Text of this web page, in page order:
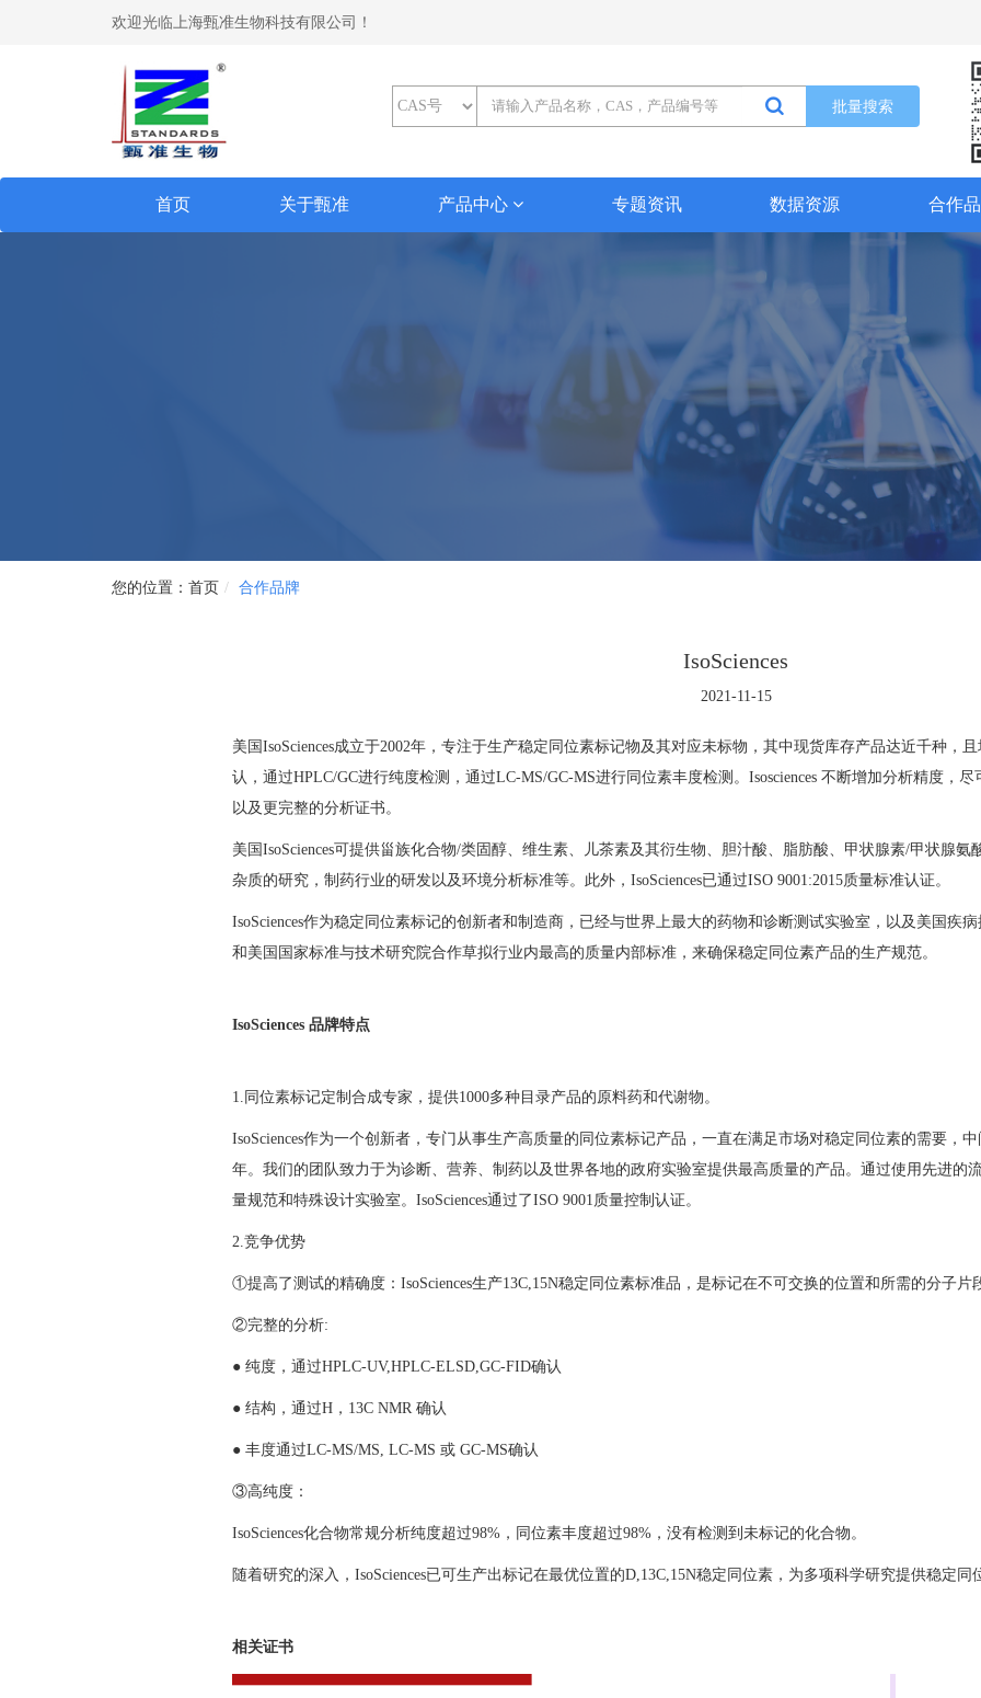
欢迎光临上海甄准生物科技有限公司！
批量搜索
首页(current) 关于甄准 产品中心 专题资讯 数据资源 合作
首页 合作品牌
IsoSciences
2021-11-15
美国IsoSciences成立于2002年，专注于生产稳定同位素标记物及其对应未标物，其中现货库存产品达近千种，
认，通过HPLC/GC进行纯度检测，通过LC-MS/GC-MS进行同位素丰度检测。Isosciences 不断增加分析精度，
以及更完整的分析证书。
美国IsoSciences可提供甾族化合物/类固醇、维生素、儿茶素及其衍生物、胆汁酸、脂肪酸、甲状腺素/甲状腺
杂质的研究，制药行业的研发以及环境分析标准等。此外，IsoSciences已通过ISO 9001:2015质量标准认证。
IsoSciences作为稳定同位素标记的创新者和制造商，已经与世界上最大的药物和诊断测试实验室，以及美国疾
和美国国家标准与技术研究院合作草拟行业内最高的质量内部标准，来确保稳定同位素产品的生产规范。
IsoSciences 品牌特点
1.同位素标记定制合成专家，提供1000多种目录产品的原料药和代谢物。
IsoSciences作为一个创新者，专门从事生产高质量的同位素标记产品，一直在满足市场对稳定同位素的需要，
年。我们的团队致力于为诊断、营养、制药以及世界各地的政府实验室提供最高质量的产品。通过使用先进的
量规范和特殊设计实验室。IsoSciences通过了ISO 9001质量控制认证。
2.竞争优势
①提高了测试的精确度：IsoSciences生产13C,15N稳定同位素标准品，是标记在不可交换的位置和所需的分子片
②完整的分析:
● 纯度，通过HPLC-UV,HPLC-ELSD,GC-FID确认
● 结构，通过H，13C NMR 确认
● 丰度通过LC-MS/MS, LC-MS 或 GC-MS确认
③高纯度：
IsoSciences化合物常规分析纯度超过98%，同位素丰度超过98%，没有检测到未标记的化合物。
随着研究的深入，IsoSciences已可生产出标记在最优位置的D,13C,15N稳定同位素，为多项科学研究提供稳定同
相关证书